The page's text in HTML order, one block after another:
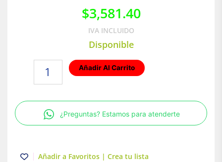
$3,581.40
IVA INCLUIDO
Disponible
termomagnético
100A
Enchufable
Schneider
Añadir Al Carrito
¿Preguntas? Estamos para atenderte
Añadir a Favoritos | Crea tu lista